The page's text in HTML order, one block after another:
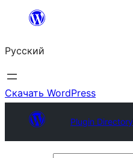
Перейти
содержимому
Русский
Скачать WordPress
Plugin Directory